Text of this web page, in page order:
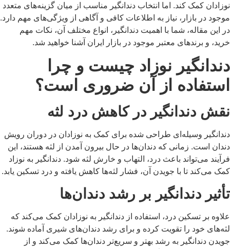
کمک کند. اما انتخاب دندانگیر مناسب از میان گزینه‌های متعدد
در بازار، نیاز به اطلاعات کافی و آگاهی از ویژگی‌های مهم دارد.
این مقاله، شما با اهمیت دندانگیر، انواع مختلف آن، نکات مهم
و برندهای معتبر موجود در بازار ایران آشنا خواهید شد.
نوزاد چیست و چرا
از آن ضروری است؟
دندانگیر در کاهش درد لثه
وسیله‌ای طراحی شده برای کمک به نوزادان در دوران رویش
است. زمانی که دندان‌ها در حال بیرون آمدن از لثه هستند، این
می‌تواند باعث درد، التهاب و خارش لثه شود. دندانگیر به نوزاد
می‌کند تا با جویدن آن، فشار لثه‌ها کاهش یافته و درد تسکین یابد.
دندانگیر بر رشد دندان‌ها
بر تسکین درد، استفاده از دندانگیر به نوزادان کمک می‌کند که
خود را تقویت کرده و برای رشد دندان‌های شیری آماده شوند.
دندانگیر به رشد بهتر و سریع‌تر دندان‌ها کمک می‌کند و از